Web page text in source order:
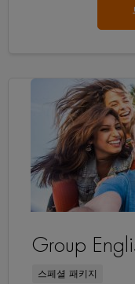
Group
스페셜 패키지